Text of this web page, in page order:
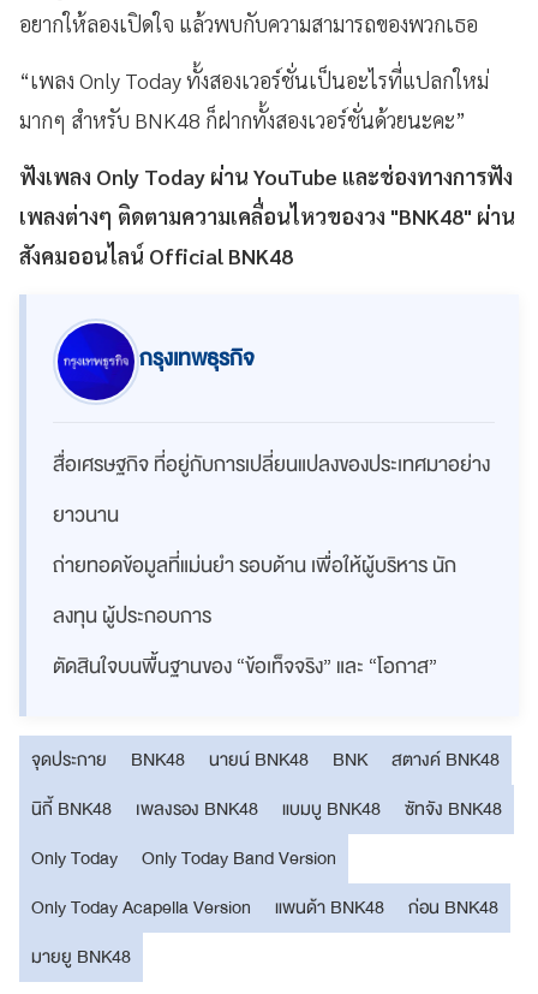
อยากให้ลองเปิดใจ แล้วพบกับความสามารถของพวกเธอ
“เพลง Only Todayทั้งสองเวอร์ชั่นเป็นอะไรที่แปลกใหม่
มากๆ สำหรับ BNK48 ก็ฝากทั้งสองเวอร์ชั่นด้วยนะคะ”
ฟังเพลง Only Today ผ่าน YouTube และช่องทางการฟัง
เพลงต่างๆ ติดตามความเคลื่อนไหวของวง "BNK48" ผ่าน
สังคมออนไลน์ Official BNK48
กรุงเทพธุรกิจ
สื่อเศรษฐกิจ ที่อยู่กับการเปลี่ยนแปลงของประเทศมาอย่าง
ยาวนาน
ถ่ายทอดข้อมูลที่แม่นยำ รอบด้าน เพื่อให้ผู้บริหาร นัก
ลงทุน ผู้ประกอบการ
ตัดสินใจบนพื้นฐานของ “ข้อเท็จจริง” และ “โอกาส”
จุดประกาย BNK48 นายน์ BNK48 BNK
สตางค์ BNK48
นิกี้ BNK48
เพลงรอง BNK48 แบมบู BNK48
ซัทจัง BNK48
Only Today
Only Today Band Version
Only Today Acapella Version
แพนด้า BNK48
ก่อน BNK48
มายยู BNK48